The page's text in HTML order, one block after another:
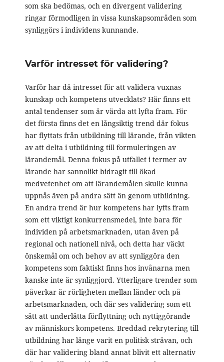
som ska bedömas, och en divergent validering
ringar förmodligen in vissa kunskapsområden som
synliggörs i individens kunnande.
Varför intresset för validering?
Varför har då intresset för att validera vuxnas
kunskap och kompetens utvecklats? Här finns ett
antal tendenser som är värda att lyfta fram. För
det första finns det en långsiktig trend där fokus
har flyttats från utbildning till lärande, från vikten
av att delta i utbildning till formuleringen av
lärandemål. Denna fokus på utfallet i termer av
lärande har sannolikt bidragit till ökad
medvetenhet om att lärandemålen skulle kunna
uppnås även på andra sätt än genom utbildning.
En andra trend är hur kompetens har lyfts fram
som ett viktigt konkurrensmedel, inte bara för
individen på arbetsmarknaden, utan även på
regional och nationell nivå, och detta har väckt
önskemål om och behov av att synliggöra den
kompetens som faktiskt finns hos invånarna men
kanske inte är synliggjord. Ytterligare trender som
påverkar är rörligheten mellan länder och på
arbetsmarknaden, och där ses validering som ett
sätt att underlätta förflyttning och nyttiggörande
av människors kompetens. Breddad rekrytering till
utbildning har länge varit en politisk strävan, och
där har validering bland annat blivit ett alternativ